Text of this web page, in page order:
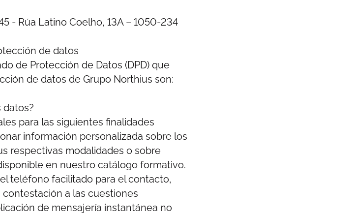
- Rúa Latino Coelho, 13A – 1050-234
de datos
de Protección de Datos (DPD) que
de datos de Grupo Northius son:
datos?
para las siguientes finalidades
información personalizada sobre los
respectivas modalidades o sobre
en nuestro catálogo formativo.
teléfono facilitado para el contacto,
a las cuestiones
de mensajería instantánea no